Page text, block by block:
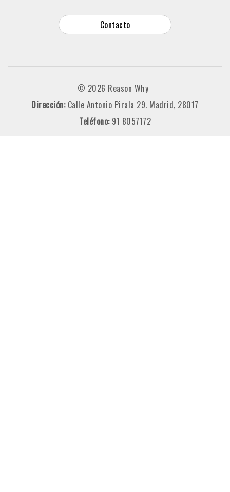
Contacto
© 2026 Reason Why
Dirección: Calle Antonio Pirala 29. Madrid, 28017
Teléfono: 91 8057172